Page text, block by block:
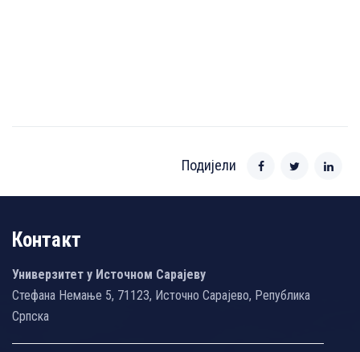
Подијели
Контакт
Универзитет у Источном Сарајеву
Стефана Немање 5, 71123, Источно Сарајево, Република
Српска